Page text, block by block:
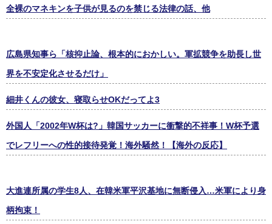
全裸のマネキンを子供が見るのを禁じる法律の話、他
広島県知事ら「核抑止論、根本的におかしい。軍拡競争を助長し世
界を不安定化させるだけ」
細井くんの彼女、寝取らせOKだってよ3
外国人「2002年W杯は?」韓国サッカーに衝撃的不祥事！W杯予選
でレフリーへの性的接待発覚！海外騒然！【海外の反応】
大進連所属の学生8人、在韓米軍平沢基地に無断侵入…米軍により身
柄拘束！